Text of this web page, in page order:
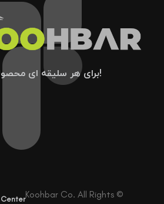
!برای هر سلیقه ای
© Koohbar Co. All Rights